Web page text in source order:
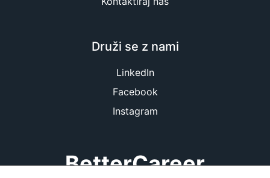
Druži se z nami
LinkedIn
Facebook
Instagram
BetterCareer